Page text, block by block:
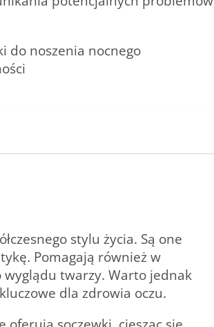
do noszenia nocnego
stylu życia. Są one
Pomagają również w
twarzy. Warto jednak
dla zdrowia oczu.